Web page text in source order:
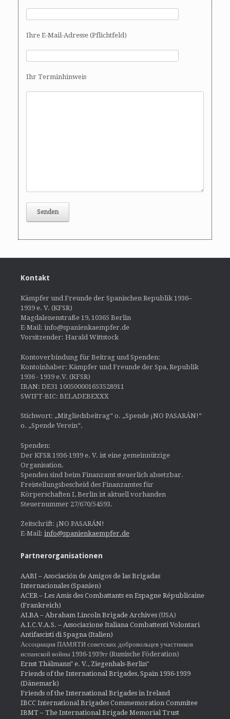
Ihre E-Mail-Adresse (Pflichtfeld)
Ihr Terminhinweis
Kontakt
Kämpfer und Freunde der Spanischen Republik 1936–
1939 e. V. (KFSR)
Magdalenenstraße 19, 10365 Berlin
E-Mail: info@spanienkaempfer.de
Vorsitzender: Harald Wittstock
Kontoverbindung für Beitrag und Spenden:
Kontoinhaber: Kämpfer und Freunde der Spa, Republik
1936 - 1939 e.V. (KFSR)
IBAN: DE31 100500001653528911
SWIFT-BIC: BELADEBEXXX
Stichwort: „Mitgliedsbeitrag“ o. „Spende ¡NO PASARÁN!“
o. „Spende Verein“.
Spenden:
Der KFSR 1936-1939 e. V. ist eine gemeinnützige
Organisation.
Spenden sind beim Finanzamt steuerlich absetzbar.
Freistellungsbescheid des Finanzamtes für
Körperschaften I, Berlin ist aktuell vorhanden
Steuernummer 27/670/54593.
Zeitschrift: ¡NO PASARÁN!
E-Mail: info@spanienkaempfer.de
Partnerorganisationen
AABI – Asociación de Amigos de las Brigadas
Internacionales (Spanien)
ACER – Les Amis des Combattants en Espagne Républicaine
(Frankreich)
ALBA – Abraham Lincoln Brigade Archives (USA)
A.I.C.V.A.S. – Associazione Italiana Combattenti Volontari
Antifascisti di Spagna (Italien)
Ассоциация ПАМЯТИ советских добровольцев участников
испанской войны 1936-1939гг (Russische Föderation)
Ernst Thälmann" e. V., Ziegenhals-Berlin"
Friends of the International Brigades, Spain 1936-1939
(Dänemark)
Friends of the International Brigades in Ireland
IBCC International Brigades Commemoration Commitee
IBMT – The International Brigade Memorial Trust